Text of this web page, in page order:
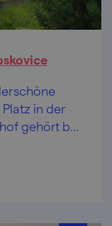
in der
gehört bei
dazu.